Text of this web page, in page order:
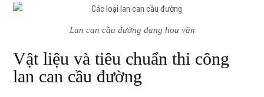
Lan can cầu đường dạng hoa văn
Vật liệu và tiêu chuẩn thi công
lan can cầu đường